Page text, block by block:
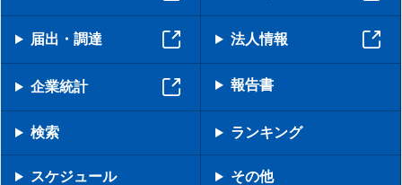
届出・調達 法人情報
企業統計 報告書
検索 ランキング
スケジュール その他